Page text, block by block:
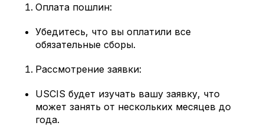
Оплата пошлин:
Убедитесь, что вы оплатили все
обязательные сборы.
Рассмотрение заявки:
USCIS будет изучать вашу заявку, что
может занять от нескольких месяцев до
года.